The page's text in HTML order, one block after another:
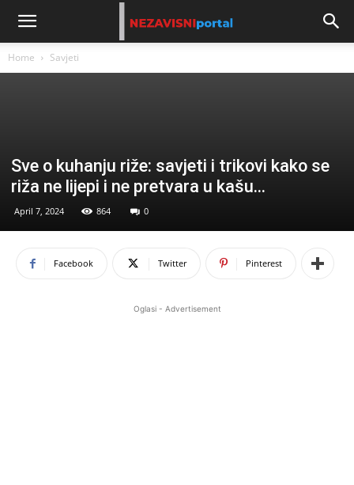
Home Savjeti
Sve o kuhanju riže: savjeti i trikovi kako se
riža ne lijepi i ne pretvara u kašu…
April 7, 2024 864 0
Facebook Twitter Pinterest
Oglasi - Advertisement